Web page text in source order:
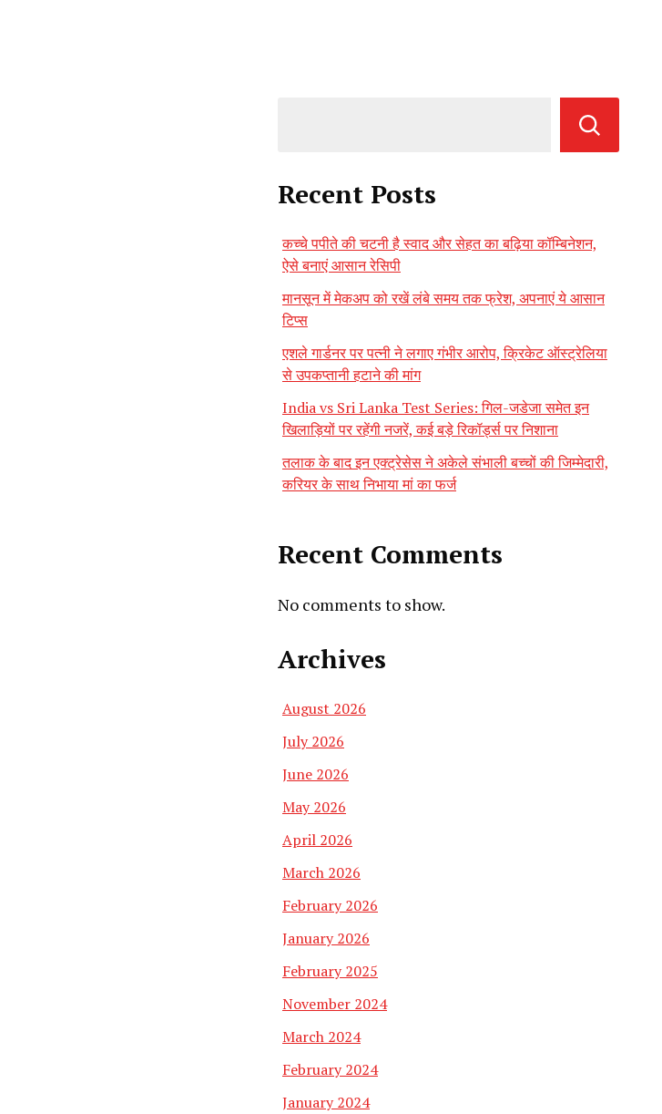
Recent Posts
कच्चे पपीते की चटनी है स्वाद और सेहत का बढ़िया कॉम्बिनेशन,
ऐसे बनाएं आसान रेसिपी
मानसून में मेकअप को रखें लंबे समय तक फ्रेश, अपनाएं ये आसान
टिप्स
एशले गार्डनर पर पत्नी ने लगाए गंभीर आरोप, क्रिकेट ऑस्ट्रेलिया
से उपकप्तानी हटाने की मांग
India vs Sri Lanka Test Series: गिल-जडेजा समेत इन
खिलाड़ियों पर रहेंगी नजरें, कई बड़े रिकॉर्ड्स पर निशाना
तलाक के बाद इन एक्ट्रेसेस ने अकेले संभाली बच्चों की जिम्मेदारी,
करियर के साथ निभाया मां का फर्ज
Recent Comments
No comments to show.
Archives
August 2026
July 2026
June 2026
May 2026
April 2026
March 2026
February 2026
January 2026
February 2025
November 2024
March 2024
February 2024
January 2024